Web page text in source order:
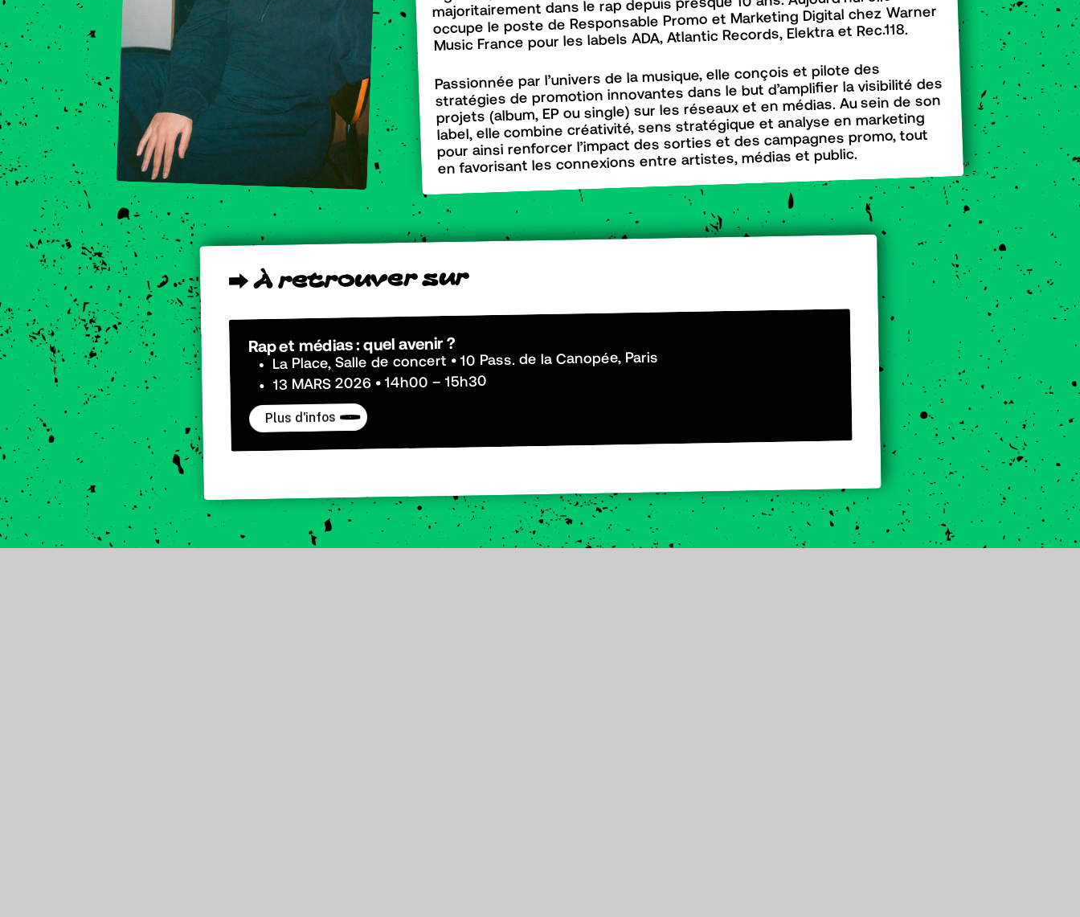
occupe le poste de Responsable Promo et Marketing Digital chez Warner
Music France pour les labels ADA, Atlantic Records, Elektra et Rec.118.
Passionnée par l’univers de la musique, elle conçois et pilote des
stratégies de promotion innovantes dans le but d’amplifier la visibilité des
projets (album, EP ou single) sur les réseaux et en médias. Au sein de son
label, elle combine créativité, sens stratégique et analyse en marketing
pour ainsi renforcer l’impact des sorties et des campagnes promo, tout
en favorisant les connexions entre artistes, médias et public.
⮕ À retrouver sur
Rap et médias : quel avenir ?
La Place, Salle de concert • 10 Pass. de la Canopée, Paris
13 MARS 2026 • 14h00 – 15h30
Plus d'infos